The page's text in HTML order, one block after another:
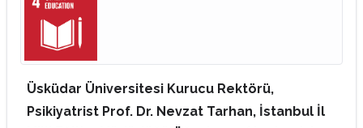
Üsküdar Üniversitesi Kurucu Rektörü,
Psikiyatrist Prof. Dr. Nevzat Tarhan, İstanbul İl